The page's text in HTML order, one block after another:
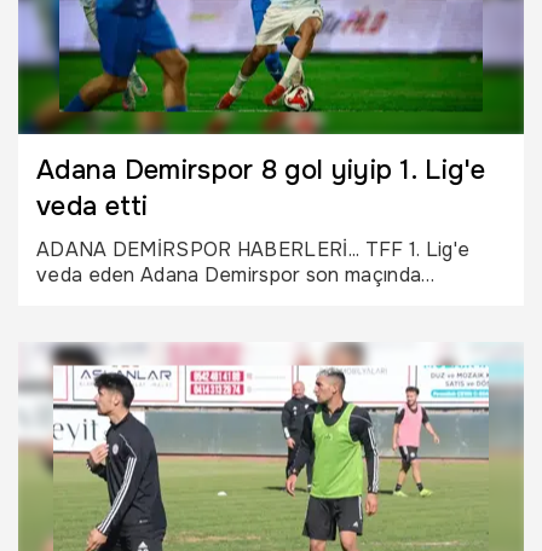
Adana Demirspor 8 gol yiyip 1. Lig'e
veda etti
ADANA DEMİRSPOR HABERLERİ... TFF 1. Lig'e
veda eden Adana Demirspor son maçında